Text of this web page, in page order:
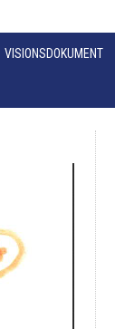
VISIONSDOKUMENT